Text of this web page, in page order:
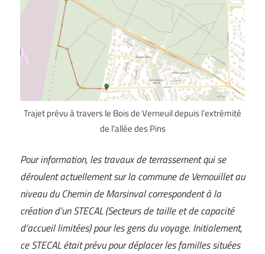
Trajet prévu à travers le Bois de Verneuil depuis l’extrémité
de l’allée des Pins
Pour information, les travaux de terrassement qui se
déroulent actuellement sur la commune de Vernouillet au
niveau du Chemin de Marsinval correspondent à la
création d’un STECAL (Secteurs de taille et de capacité
d’accueil limitées) pour les gens du voyage. Initialement,
ce STECAL était prévu pour déplacer les familles situées